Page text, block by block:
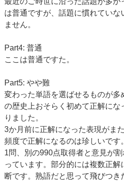
は普通ですが、話題に慣れてい
ません。
Part4: 普通
ここは普通ですた。
Part5: やや難
変わった単語を選ばせるものが
の歴史上おそらく初めて正解にな
りました。
3か月前に正解になった表現がま
頻度で正解になるのは珍しいです。
1問、別の990点取得者と意見が
っています。部分的には複数正解
断です。熟語だと思って飛びつき